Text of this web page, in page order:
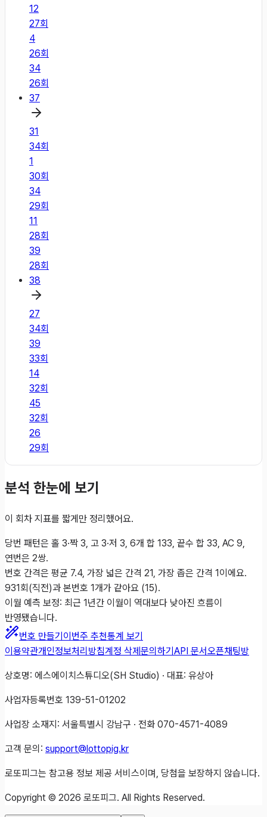
12
27회
4
26회
34
26회
37
31
34회
1
30회
34
29회
11
28회
39
28회
38
27
34회
39
33회
14
32회
45
32회
26
29회
분석 한눈에 보기
이 회차 지표를 짧게만 정리했어요.
당번 패턴은 홀 3·짝 3, 고 3·저 3, 6개 합 133, 끝수 합 33, AC 9,
연번은 2쌍.
번호 간격은 평균 7.4, 가장 넓은 간격 21, 가장 좁은 간격 1이에요.
931회(직전)과 본번호 1개가 같아요 (15).
이월 예측 보정: 최근 1년간 이월이 역대보다 낮아진 흐름이
반영됐습니다.
번호 만들기 이번주 추천통계 보기
이용약관개인정보처리방침계정 삭제 문의하기 API 문서오픈채팅방
상호명: 에스에이치스튜디오(SH Studio) · 대표: 유상아
사업자등록번호 139-51-01202
사업장 소재지: 서울특별시 강남구 · 전화 070-4571-4089
고객 문의: support@lottopig.kr
로또피그는 참고용 정보 제공 서비스이며, 당첨을 보장하지 않습니다.
Copyright © 2026 로또피그. All Rights Reserved.